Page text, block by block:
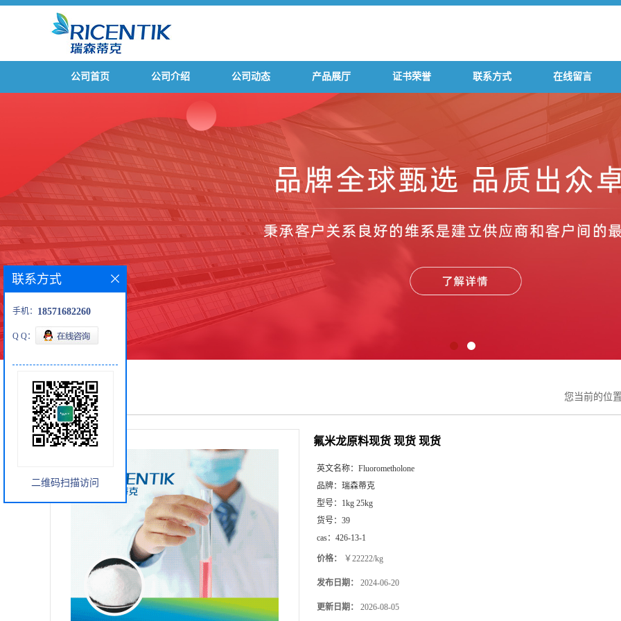
公司首页 公司介绍 公司动态 产品展厅 证书荣誉 联系方式 在线留言
产品展厅 您当前的位
氟米龙原料现货 现货 现货
英文名称： Fluorometholone
品牌： 瑞森蒂克
型号： 1kg 25kg
货号： 39
cas： 426-13-1
价格： ￥22222/kg
发布日期： 2024-06-20
更新日期： 2026-08-05
联系方式
手机： 18571682260
Q Q：
二维码扫描访问